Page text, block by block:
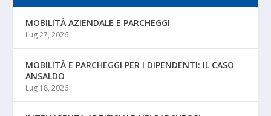
MOBILITÀ AZIENDALE E PARCHEGGI
Lug 27, 2026
MOBILITÀ E PARCHEGGI PER I DIPENDENTI: IL CASO
ANSALDO
Lug 18, 2026